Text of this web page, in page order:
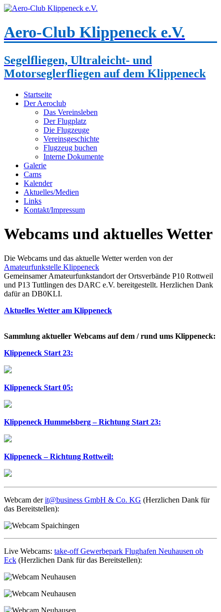
Aero-Club Klippeneck e.V.
Segelfliegen, Ultraleicht- und
Motorseglerfliegen auf dem Klippeneck
Startseite
Der Aeroclub
Das Vereinsleben
Der Flugplatz
Die Flugzeuge
Vereinsgeschichte
Flugzeug buchen
Interne Dokumente
Galerie
Cams
Kalender
Aktuelles/Medien
Links
Kontakt/Impressum
Webcams und aktuelles Wetter
Die Webcams und das aktuelle Wetter werden von der
Amateurfunkstelle Klippeneck
Gemeinsamer Amateurfunkstandort der Ortsverbände P10 Rottweil
und P13 Tuttlingen des DARC e.V. bereitgestellt. Herzlichen Dank
dafür an DB0KLI.
Aktuelles Wetter am Klippeneck
Sammlung aktueller Webcams auf dem / rund ums Klippeneck:
Klippeneck Start 23:
Klippeneck Start 05:
Klippeneck Hummelsberg – Richtung Start 23:
Klippeneck – Richtung Rottweil:
Webcam derit@business GmbH & Co. KG (Herzlichen Dank für
das Bereitstellen):
Live Webcams: take-off Gewerbepark Flughafen Neuhausen ob
Eck (Herzlichen Dank für das Bereitstellen):